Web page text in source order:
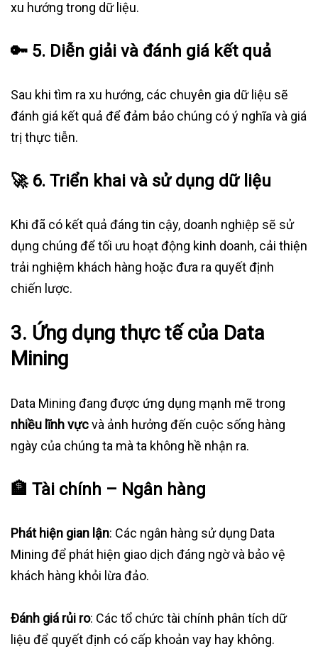
xu hướng trong dữ liệu.
🔑 5. Diễn giải và đánh giá kết quả
Sau khi tìm ra xu hướng, các chuyên gia dữ liệu sẽ
đánh giá kết quả để đảm bảo chúng có ý nghĩa và giá
trị thực tiễn.
🚀 6. Triển khai và sử dụng dữ liệu
Khi đã có kết quả đáng tin cậy, doanh nghiệp sẽ sử
dụng chúng để tối ưu hoạt động kinh doanh, cải thiện
trải nghiệm khách hàng hoặc đưa ra quyết định
chiến lược.
3. Ứng dụng thực tế của Data
Mining
Data Mining đang được ứng dụng mạnh mẽ trong
nhiều lĩnh vựcvà ảnh hưởng đến cuộc sống hàng
ngày của chúng ta mà ta không hề nhận ra.
🏦 Tài chính – Ngân hàng
Phát hiện gian lận: Các ngân hàng sử dụng Data
Mining để phát hiện giao dịch đáng ngờ và bảo vệ
khách hàng khỏi lừa đảo.
Đánh giá rủi ro: Các tổ chức tài chính phân tích dữ
liệu để quyết định có cấp khoản vay hay không.